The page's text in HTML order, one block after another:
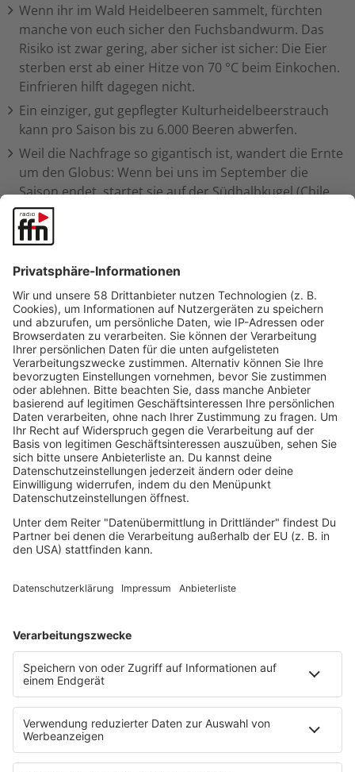
Wenn ihr im Wald Heidelbeeren sammelt, fürchten
manche von euch sicher den Fuchsbandwurm. Das
Risiko ist zwar gering, aber sicher ist sicher: Die Eier
sterben erst ab einer Hitze von 70 °C beim Einkochen.
Einfrieren hilft dagegen nicht.
Ein einziger, gut gepflegter Kulturheidelbeerstrauch
kann pro Saison bis zu 6.000 Beeren abwerfen.
Weil die Nachfrage so gigantisch ist, wandert die Ernte
um den Globus: Wenn bei uns im September die
Saison endet, startet sie auf der Südhalbkugel (Chile,
Peru, Südafrika) richtig durch.
Wilde Waldheidelbeeren und Pilze speichern aufgrund
Werte aus dem Reaktorunglück in Tschernobyl von
1986. Kulturheidelbeeren vom Feld betrifft das aber
nicht.
Wilde Blaubeeren überleben Waldbrände: Wenn
oberirdisch alles verbrennt, überlebt ihr
unterirdisches Rhizom Temperaturen von bis zu 550
°C.
Manche wilden Sorten überstehen problemlos
klirrende Kälte von bis zu -30 °C, solange sie im Winter
von einer schützenden Schneedecke bedeckt sind.
In den Alpen gedeihen wilde Heidelbeeren problemlos
auf Höhen von bis zu 2.400 Metern über dem
Meeresspiegel.
Geschichte und Mythen
In Legenden der indigenen Völker Amerikas hieß es,
der „Große Geist“ habe die Heidelbeeren während
einer großen Hungersnot geschickt, um Kinder zu
retten.
Die frühen europäischen Siedler in Amerika kochten
Heidelbeeren in Milch auf, um daraus graue
Wandfarbe herzustellen.